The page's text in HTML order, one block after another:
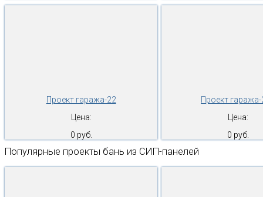
Проект гаража-22
Цена:
0 руб.
Проект
Цена:
0 руб.
Популярные проекты бань из СИП-панелей